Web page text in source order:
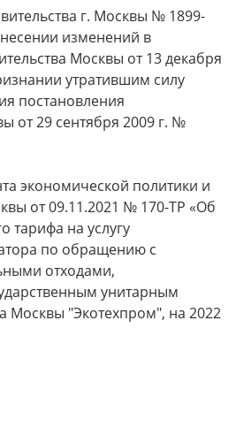
г. Москвы № 1899-
изменений в
Москвы от 13 декабря
утратившим силу
постановления
от 29 сентября 2009 г. №
экономической политики и
от 09.11.2021 № 170-ТР «Об
тарифа на услугу
по обращению с
отходами,
унитарным
Москвы "Экотехпром", на 2022